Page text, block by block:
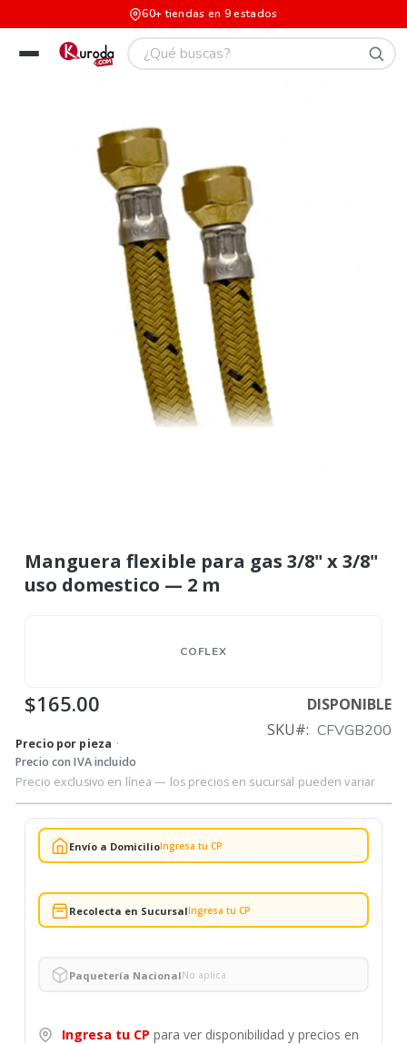
60+ tiendas en 9 estados
Manguera flexible para gas 3/8" x 3/8"
uso domestico — 2 m
COFLEX
$165.00
DISPONIBLE
SKU
CFVGB200
Precio por pieza ·
Precio con IVA incluido
Precio exclusivo en línea — los precios en sucursal pueden variar
Envío a DomicilioIngresa tu CP
Recolecta en SucursalIngresa tu CP
Paquetería NacionalNo aplica
Ingresa tu CP para ver disponibilidad y precios en